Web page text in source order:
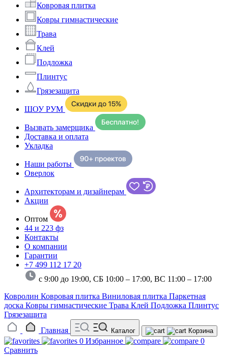
Ковровая плитка
Ковры гимнастические
Трава
Клей
Подложка
Плинтус
Грязезащита
ШОУ РУМ
Вызвать замерщика
Доставка и оплата
Укладка
Наши работы
Оверлок
Архитекторам и дизайнерам
Акции
Оптом
44 и 223 фз
Контакты
О компании
Гарантии
+7 499 112 17 20
с 9:00 до 19:00, СБ 10:00 – 17:00, ВС 11:00 – 17:00
Ковролин Ковровая плитка Виниловая плитка Паркетная
доска Ковры гимнастические Трава Клей Подложка Плинтус
Грязезащита
Главная
Каталог Корзина
0 Избранное
0
Сравнить